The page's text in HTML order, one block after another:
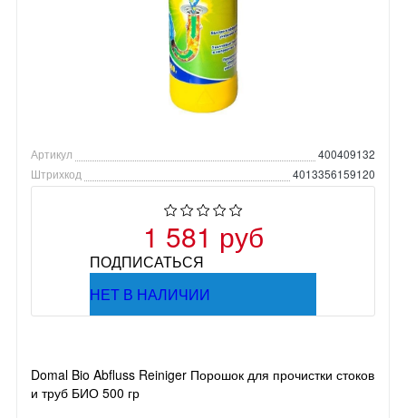
Артикул
400409132
Штрихкод
4013356159120
1 581 руб
ПОДПИСАТЬСЯ
НЕТ В НАЛИЧИИ
Domal Bio Abfluss Reiniger Порошок для прочистки стоков
и труб БИО 500 гр